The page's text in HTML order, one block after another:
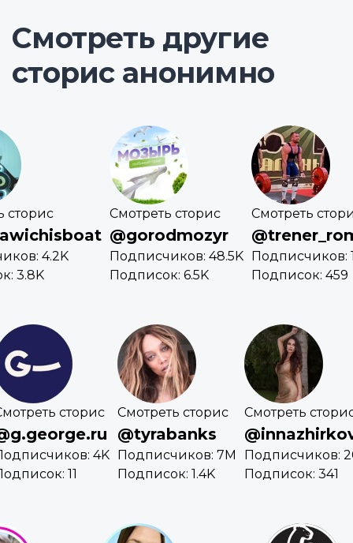
Смотреть другие
сторис анонимно
сторис
4.2K
3.8K
Смотреть сторис
@gorodmozyr
Подписчиков: 48.5K
Подписок: 6.5K
Смотреть
Подписчиков:
Подписок: 459
сторис
4K
11
Смотреть сторис
@tyrabanks
Подписчиков: 7M
Подписок: 1.4K
Смотреть
Подписчиков:
Подписок: 341